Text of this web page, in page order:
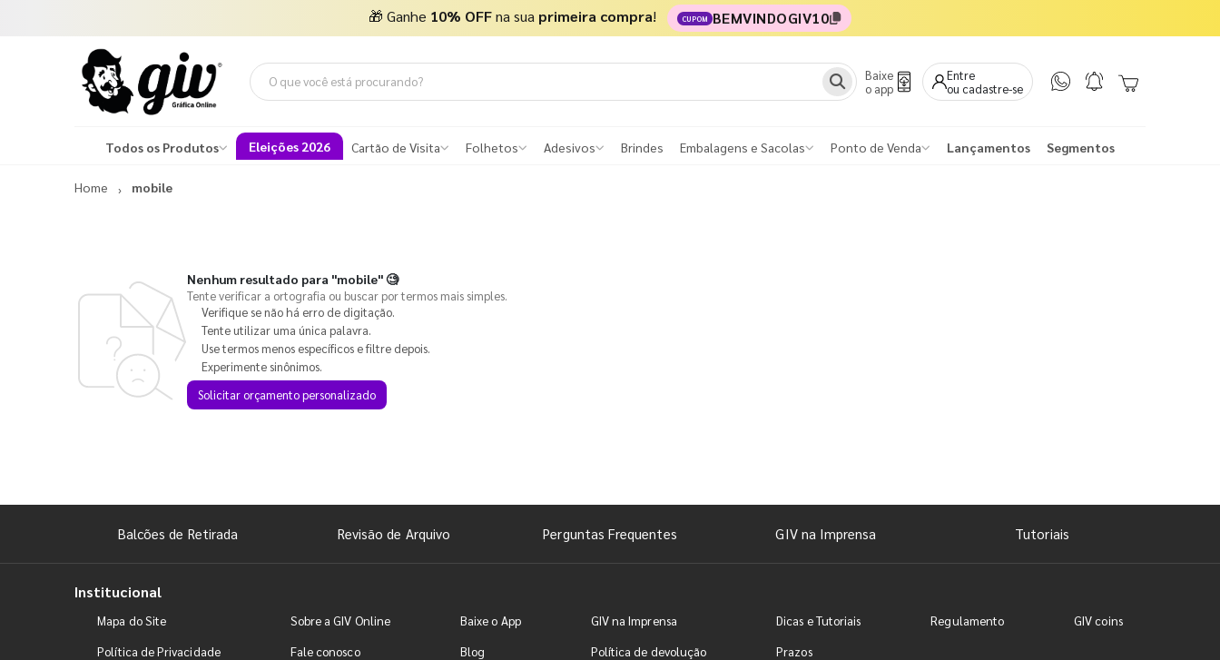
🎁 Ganhe 10% OFFna sua primeira compra! CUPOM BEMVINDOGIV10
Baixe
o app
Entre
ou cadastre-se
Todos os Produtos Eleições 2026 Cartão de Visita Folhetos Adesivos Brindes Embalagens e Sacolas Ponto de Venda Lançamentos Segmentos
Home mobile
Nenhum resultado para "mobile"🧐
Tente verificar a ortografia ou buscar por termos mais simples.
Verifique se não há erro de digitação.
Tente utilizar uma única palavra.
Use termos menos específicos e filtre depois.
Experimente sinônimos.
Solicitar orçamento personalizado
Balcões de Retirada Revisão de Arquivo Perguntas Frequentes GIV na Imprensa Tutoriais
Institucional
Mapa do Site Sobre a GIV Online Baixe o App GIV na Imprensa Dicas e Tutoriais Regulamento
GIV coins
Política de Privacidade
Fale conosco Blog Política de devolução Prazos